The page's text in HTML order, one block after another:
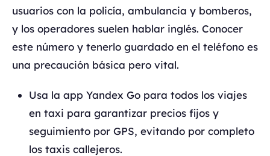
usuarios con la policía, ambulancia y bomberos,
y los operadores suelen hablar inglés. Conocer
este número y tenerlo guardado en el teléfono es
una precaución básica pero vital.
Usa la app Yandex Go para todos los viajes
en taxi para garantizar precios fijos y
seguimiento por GPS, evitando por completo
los taxis callejeros.